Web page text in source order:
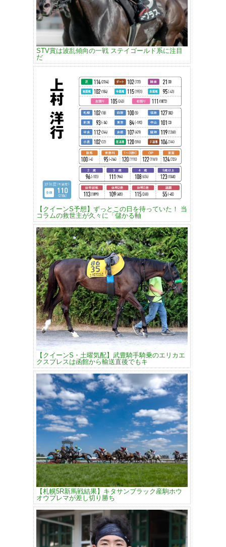
STV賞は波乱傾向の一戦 ステイゴールド系に注目
だ
【クイーンS予想】ずっとこの日を待っていた！ 当
コラムの救世主が久々に「儲かる軸
【クイーンS・土曜気配】武豊騎手騎乗のエリカエ
クスプレスは函館から輸送直後でもキ
【札幌5R新馬戦結果】キタサンブラック産駒ホウ
オウプレマが差し切り勝ち